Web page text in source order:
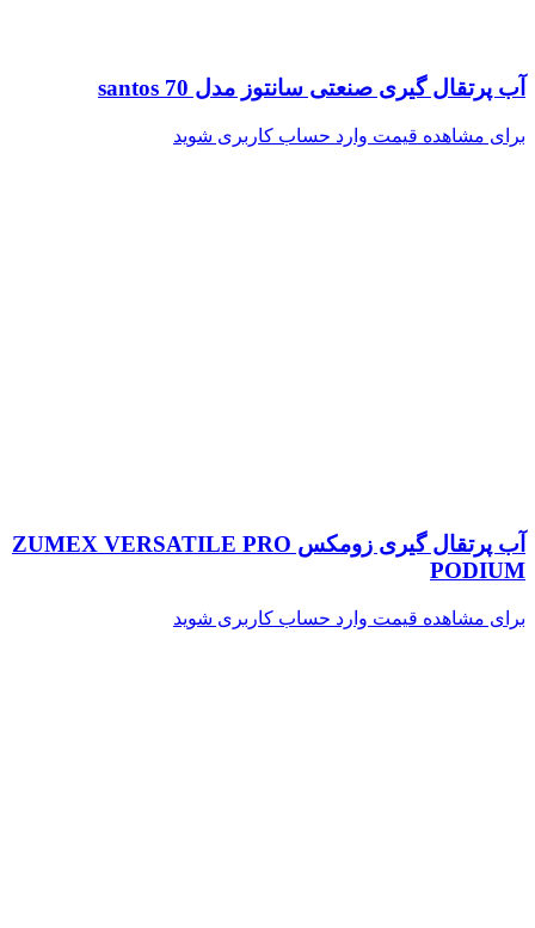
آب پرتقال گیری صنعتی سانتوز مدل santos 70
برای مشاهده قیمت وارد حساب کاربری شوید
آب پرتقال گیری زومکس ZUMEX VERSATILE PRO
PODIUM
برای مشاهده قیمت وارد حساب کاربری شوید